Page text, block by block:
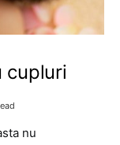
cupluri
nu